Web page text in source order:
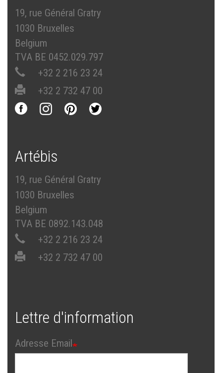
19, rue Général Gratry
1030 Bruxelles
Belgium
TVA BE 0452.029.797
+32 2 216 23 24
+32 2 732 47 00
Artébis
19, rue Général Gratry
1030 Bruxelles
Belgium
TVA BE 0892.143.048
+32 2 216 23 24
+32 2 732 47 00
Lettre d'information
Adresse Email